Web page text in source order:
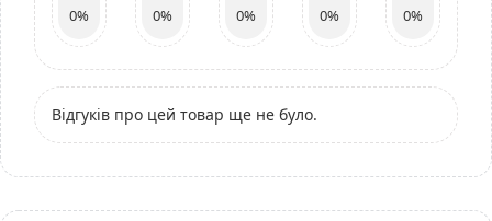
0% 0% 0% 0% 0%
Відгуків про цей товар ще не було.